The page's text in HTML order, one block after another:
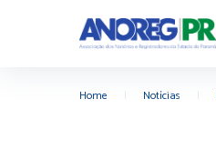
Home Notícias